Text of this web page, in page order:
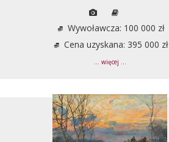
Wywoławcza: 100 000 zł
Cena uzyskana: 395 000 zł
... więcej ...